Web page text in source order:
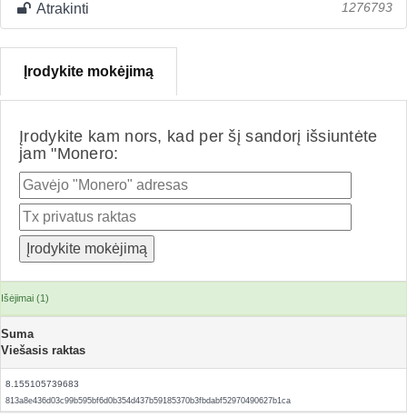
Atrakinti 1276793
Įrodykite mokėjimą
Įrodykite kam nors, kad per šį sandorį išsiuntėte
jam "Monero:
Išėjimai (1)
Suma
Viešasis raktas
8.155105739683
813a8e436d03c99b595bf6d0b354d437b59185370b3fbdabf52970490627b1ca